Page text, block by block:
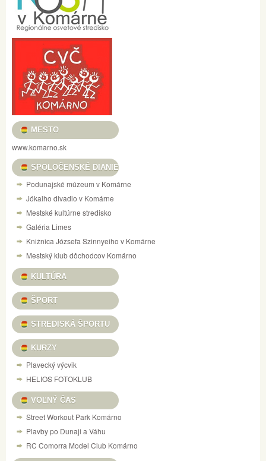
MESTO
www.komarno.sk
SPOLOČENSKÉ DIANIE
Podunajské múzeum v Komárne
Jókaiho divadlo v Komárne
Mestské kultúrne stredisko
Galéria Limes
Knižnica Józsefa Szinnyeiho v Komárne
Mestský klub dôchodcov Komárno
KULTÚRA
ŠPORT
STREDISKÁ ŠPORTU
KURZY
Plavecký výcvik
HELIOS FOTOKLUB
VOĽNÝ ČAS
Street Workout Park Komárno
Plavby po Dunaji a Váhu
RC Comorra Model Club Komárno